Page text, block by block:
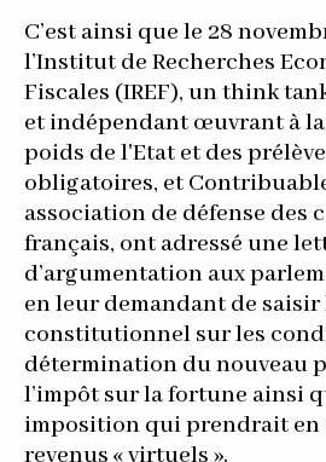
C’est ainsi que le 28
l’Institut de Recherches
Fiscales (IREF), un think
et indépendant œuvrant à
poids de l'Etat et des
obligatoires, et
association de défense des
français, ont adressé une
d’argumentation aux
en leur demandant de
constitutionnel sur les
détermination du nouveau
l’impôt sur la fortune ainsi
imposition qui prendrait en
revenus « virtuels ».